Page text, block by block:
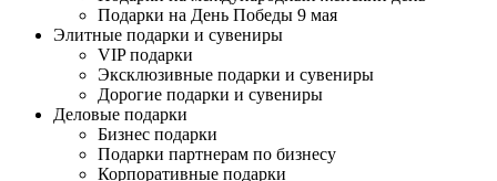
Подарки на День Победы 9 мая
Элитные подарки и сувениры
VIP подарки
Эксклюзивные подарки и сувениры
Дорогие подарки и сувениры
Деловые подарки
Бизнес подарки
Подарки партнерам по бизнесу
Корпоративные подарки